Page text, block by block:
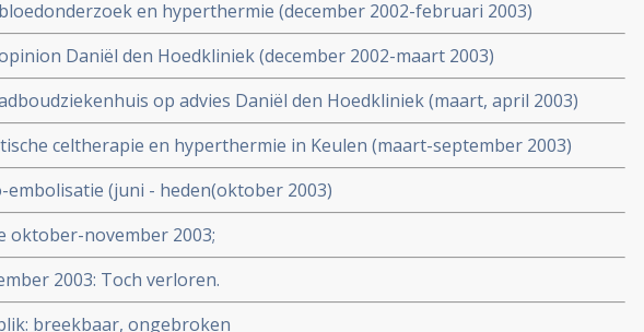
en hyperthermie (december 2002-februari 2003)
Daniël den Hoedkliniek (december 2002-maart 2003)
op advies Daniël den Hoedkliniek (maart, april 2003)
celtherapie en hyperthermie in Keulen (maart-september 2003)
embolisatie (juni - heden(oktober 2003)
oktober-november 2003;
2003: Toch verloren.
breekbaar, ongebroken